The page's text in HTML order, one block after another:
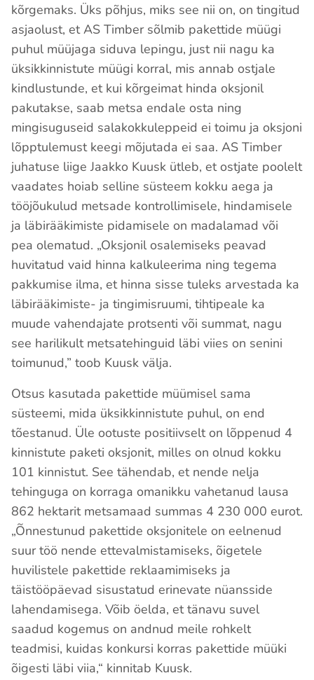
kõrgemaks. Üks põhjus, miks see nii on, on tingitud
asjaolust, et AS Timber sõlmib pakettide müügi
puhul müüjaga siduva lepingu, just nii nagu ka
üksikkinnistute müügi korral, mis annab ostjale
kindlustunde, et kui kõrgeimat hinda oksjonil
pakutakse, saab metsa endale osta ning
mingisuguseid salakokkuleppeid ei toimu ja oksjoni
lõpptulemust keegi mõjutada ei saa. AS Timber
juhatuse liige Jaakko Kuusk ütleb, et ostjate poolelt
vaadates hoiab selline süsteem kokku aega ja
tööjõukulud metsade kontrollimisele, hindamisele
ja läbirääkimiste pidamisele on madalamad või
pea olematud. „Oksjonil osalemiseks peavad
huvitatud vaid hinna kalkuleerima ning tegema
pakkumise ilma, et hinna sisse tuleks arvestada ka
läbirääkimiste- ja tingimisruumi, tihtipeale ka
muude vahendajate protsenti või summat, nagu
see harilikult metsatehinguid läbi viies on senini
toimunud,” toob Kuusk välja.
Otsus kasutada pakettide müümisel sama
süsteemi, mida üksikkinnistute puhul, on end
tõestanud. Üle ootuste positiivselt on lõppenud 4
kinnistute paketi oksjonit, milles on olnud kokku
101 kinnistut. See tähendab, et nende nelja
tehinguga on korraga omanikku vahetanud lausa
862 hektarit metsamaad summas 4 230 000 eurot.
„Õnnestunud pakettide oksjonitele on eelnenud
suur töö nende ettevalmistamiseks, õigetele
huvilistele pakettide reklaamimiseks ja
täistööpäevad sisustatud erinevate nüansside
lahendamisega. Võib öelda, et tänavu suvel
saadud kogemus on andnud meile rohkelt
teadmisi, kuidas konkursi korras pakettide müüki
õigesti läbi viia,“ kinnitab Kuusk.